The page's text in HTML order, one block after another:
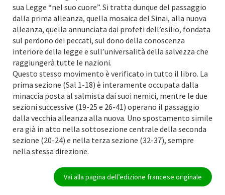
sua Legge “nel suo cuore”. Si tratta dunque del passaggio
dalla prima alleanza, quella mosaica del Sinai, alla nuova
alleanza, quella annunciata dai profeti dell’esilio, fondata
sul perdono dei peccati, sul dono della conoscenza
interiore della legge e sull’universalità della salvezza che
raggiungerà tutte le nazioni.
Questo stesso movimento è verificato in tutto il libro. La
prima sezione (Sal 1-18) è interamente occupata dalla
minaccia posta al salmista dai suoi nemici, mentre le due
sezioni successive (19-25 e 26-41) operano il passaggio
dalla vecchia alleanza alla nuova. Uno spostamento simile
era già in atto nella sottosezione centrale della seconda
sezione (20-24) e nella terza sezione (32-37), sempre
nella stessa direzione.
Vai alla pagina dell’edizione francese originale